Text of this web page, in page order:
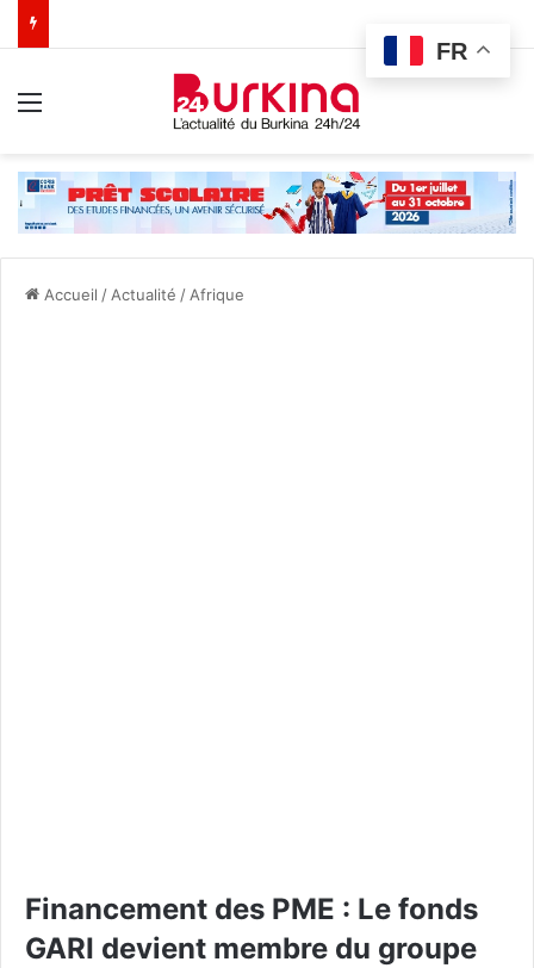
Accueil / Actualité / Afrique
Financement des PME : Le fonds
GARI devient membre du groupe
FR